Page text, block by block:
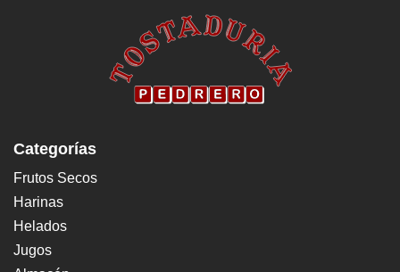
Categorías
Frutos Secos
Harinas
Helados
Jugos